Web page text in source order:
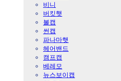
비니
버킷햇
볼캡
썬캡
파나마햇
헤어밴드
캠프캡
베레모
뉴스보이캡